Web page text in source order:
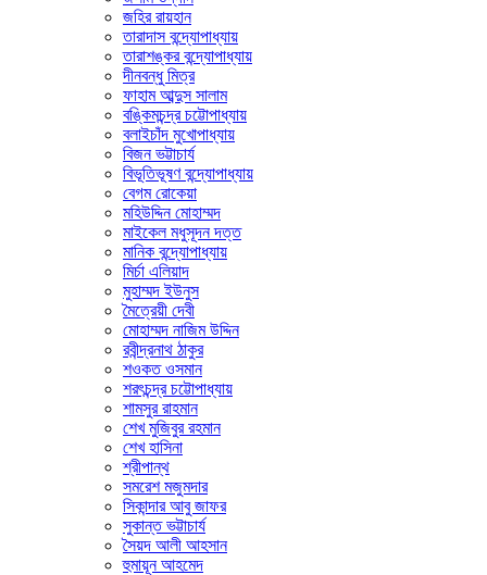
জহির রায়হান
তারাদাস বন্দ্যোপাধ্যায়
তারাশঙ্কর বন্দ্যোপাধ্যায়
দীনবন্ধু মিত্র
ফাহাম আব্দুস সালাম
বঙ্কিমচন্দ্র চট্টোপাধ্যায়
বলাইচাঁদ মুখোপাধ্যায়
বিজন ভট্টাচার্য
বিভূতিভূষণ বন্দ্যোপাধ্যায়
বেগম রোকেয়া
মহিউদ্দিন মোহাম্মদ
মাইকেল মধুসূদন দত্ত
মানিক বন্দ্যোপাধ্যায়
মির্চা এলিয়াদ
মুহাম্মদ ইউনুস
মৈত্রেয়ী দেবী
মোহাম্মদ নাজিম উদ্দিন
রবীন্দ্রনাথ ঠাকুর
শওকত ওসমান
শরৎচন্দ্র চট্টোপাধ্যায়
শামসুর রাহমান
শেখ মুজিবুর রহমান
শেখ হাসিনা
শ্রীপান্থ
সমরেশ মজুমদার
সিকান্দার আবু জাফর
সুকান্ত ভট্টাচার্য
সৈয়দ আলী আহসান
হুমায়ূন আহমেদ